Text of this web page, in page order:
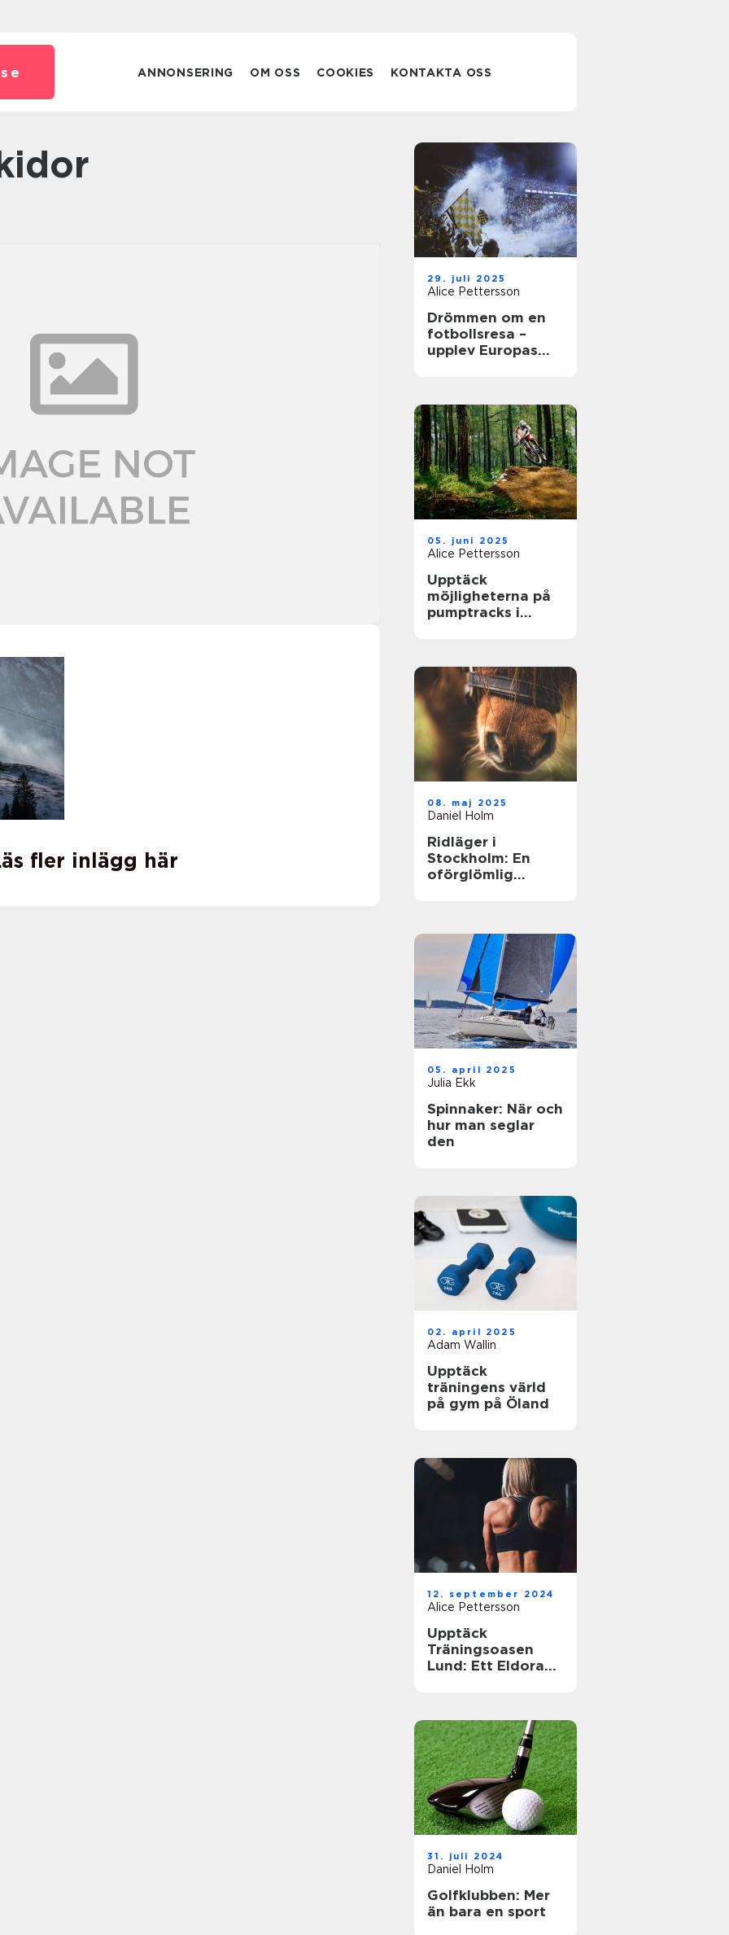
se ANNONSERING OM OSS COOKIES KONTAKTA OSS
fler inlägg här
29. juli 2025
Alice Pettersson
Drömmen om en
fotbollsresa –
upplev Europas
05. juni 2025
Alice Pettersson
Upptäck
möjligheterna på
pumptracks i
08. maj 2025
Daniel Holm
Ridläger i
Stockholm: En
oförglömlig
05. april 2025
Julia Ekk
Spinnaker: När och
hur man seglar
den
02. april 2025
Adam Wallin
Upptäck
träningens värld
på gym på Öland
12. september 2024
Alice Pettersson
Upptäck
Träningsoasen
Lund: Ett Eldorado
31. juli 2024
Daniel Holm
Golfklubben: Mer
än bara en sport